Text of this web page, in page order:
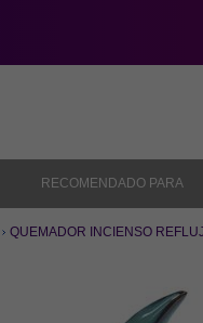
RECOMENDADO PARA
QUEMADOR INCIENSO